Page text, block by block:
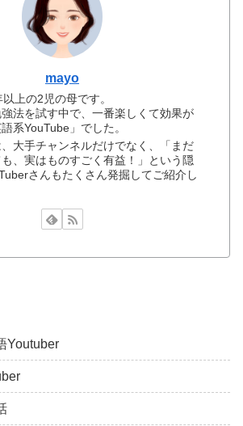
mayo
上の2児の母です。
法を試す中で、一番楽しくて効果が
系YouTube」でした。
大手チャンネルだけでなく、「まだ
、実はものすごく有益！」という隠
さんもたくさん発掘してご紹介し
Youtuber